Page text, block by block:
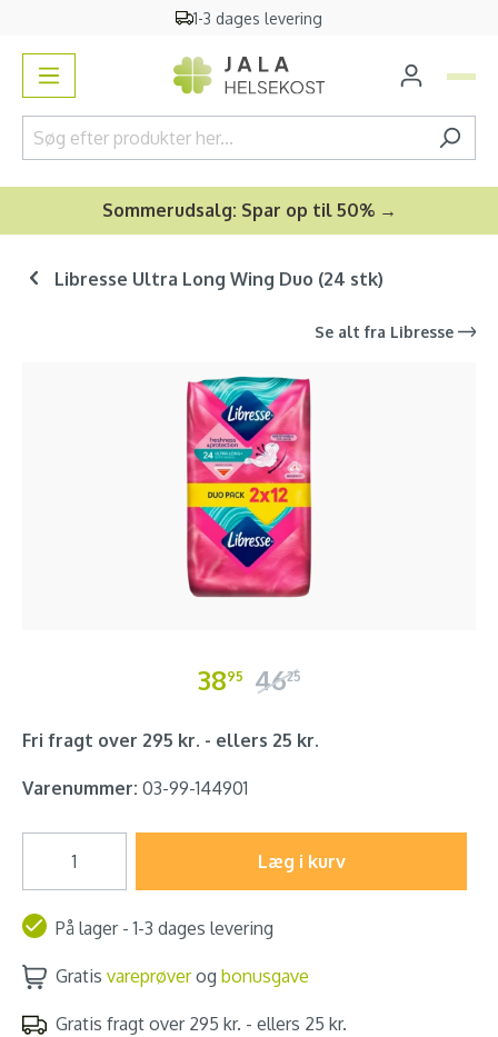
1-3 dages levering
Sommerudsalg: Spar op til 50% →
Libresse Ultra Long Wing Duo (24 stk)
Se alt fra Libresse
Spring over billedgalleri
3895 4625
Fri fragt over 295 kr. - ellers 25 kr.
Varenummer: 03-99-144901
Læg i kurv
På lager - 1-3 dages levering
Gratis vareprøverog bonusgave
Gratis fragt over 295 kr. - ellers 25 kr.